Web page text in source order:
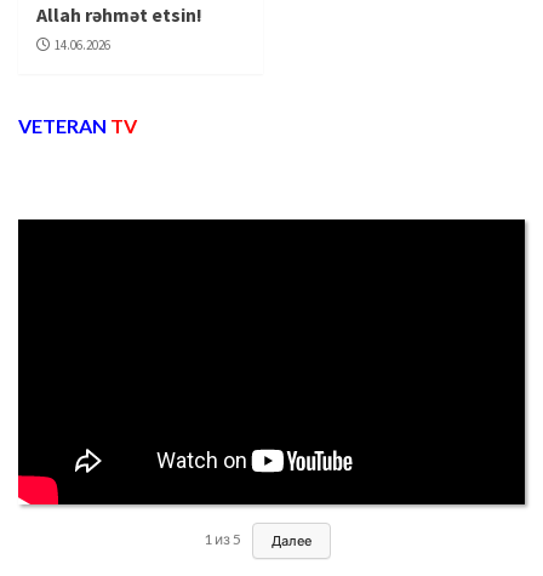
Allah rəhmət etsin!
14.06.2026
VETERAN TV
1 из 5 Далее